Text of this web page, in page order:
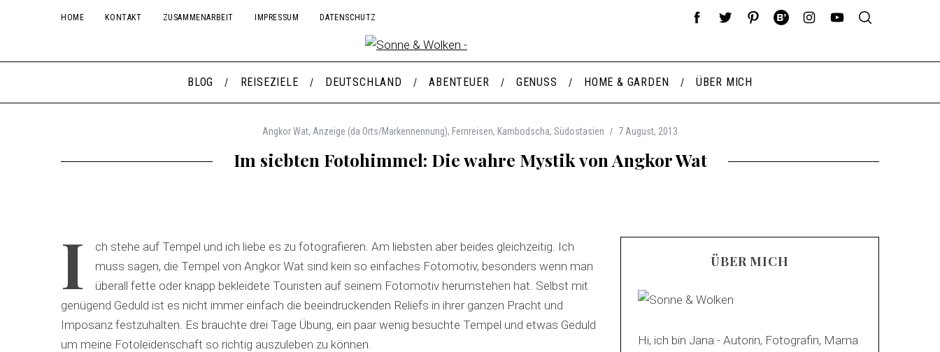
HOME KONTAKT ZUSAMMENARBEIT IMPRESSUM DATENSCHUTZ
BLOG REISEZIELE DEUTSCHLAND ABENTEUER GENUSS HOME & GARDEN ÜBER MICH
Angkor Wat, Anzeige (da Orts/Markennennung), Fernreisen, Kambodscha, Südostasien 7 August, 2013
Im siebten Fotohimmel: Die wahre Mystik von Angkor Wat
I
ch stehe auf Tempel und ich liebe es zu fotografieren. Am liebsten aber beides gleichzeitig. Ich
muss sagen, die Tempel von Angkor Wat sind kein so einfaches Fotomotiv, besonders wenn man
überall fette oder knapp bekleidete Touristen auf seinem Fotomotiv herumstehen hat. Selbst mit
genügend Geduld ist es nicht immer einfach die beeindruckenden Reliefs in ihrer ganzen Pracht und
Imposanz festzuhalten. Es brauchte drei Tage Übung, ein paar wenig besuchte Tempel und etwas Geduld
um meine Fotoleidenschaft so richtig auszuleben zu können.
ÜBER MICH
Hi, ich bin Jana - Autorin, Fotografin, Mama